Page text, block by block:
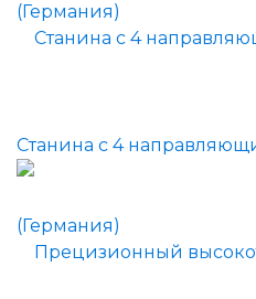
Станина с 4